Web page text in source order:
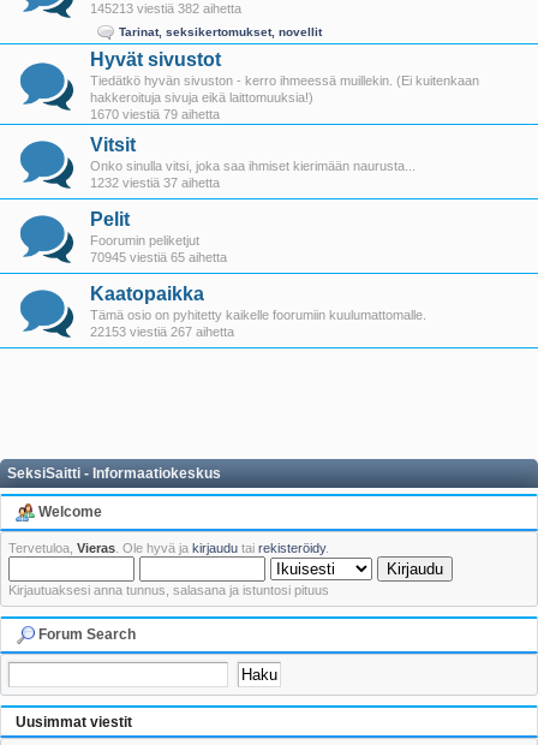
145213 viestiä 382 aihetta
Tarinat, seksikertomukset, novellit
Hyvät sivustot
Tiedätkö hyvän sivuston - kerro ihmeessä muillekin. (Ei kuitenkaan
hakkeroituja sivuja eikä laittomuuksia!)
1670 viestiä 79 aihetta
Vitsit
Onko sinulla vitsi, joka saa ihmiset kierimään naurusta...
1232 viestiä 37 aihetta
Pelit
Foorumin peliketjut
70945 viestiä 65 aihetta
Kaatopaikka
Tämä osio on pyhitetty kaikelle foorumiin kuulumattomalle.
22153 viestiä 267 aihetta
SeksiSaitti - Informaatiokeskus
Welcome
Tervetuloa, Vieras . Ole hyvä ja kirjaudu tai rekisteröidy.
Kirjautuaksesi anna tunnus, salasana ja istuntosi pituus
Forum Search
Uusimmat viestit